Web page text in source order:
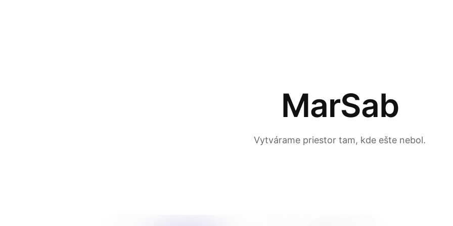
MarSab
Vytvárame priestor tam, kde ešte nebol.